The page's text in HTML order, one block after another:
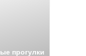
прогулки